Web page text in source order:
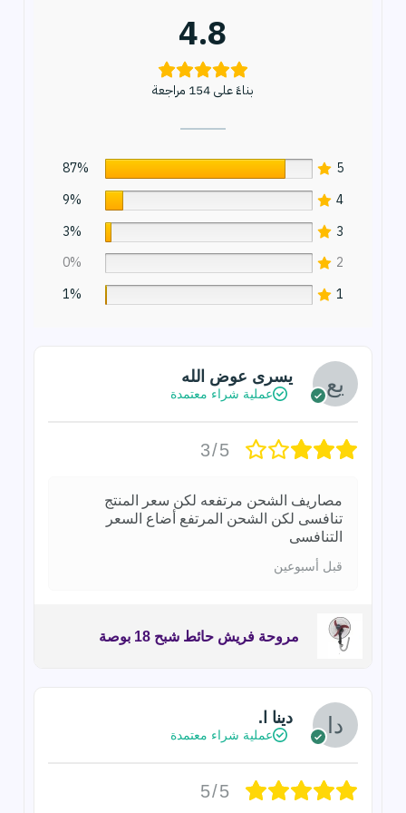
4.8
بناءً على 154 مراجعة
5
87%
4
9%
3
3%
2
0%
1
1%
يسرى عوض الله
عملية شراء معتمدة
3/5
مصاريف الشحن مرتفعه لكن سعر المنتج
تنافسى لكن الشحن المرتفع أضاع السعر
التنافسى
قبل أسبوعين
مروحة فريش حائط شبح 18 بوصة
دينا ا.
عملية شراء معتمدة
5/5